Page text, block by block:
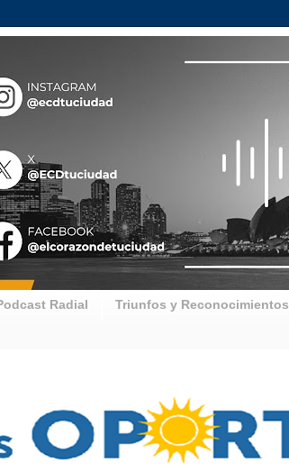
Radial Triunfos y Reconocimientos